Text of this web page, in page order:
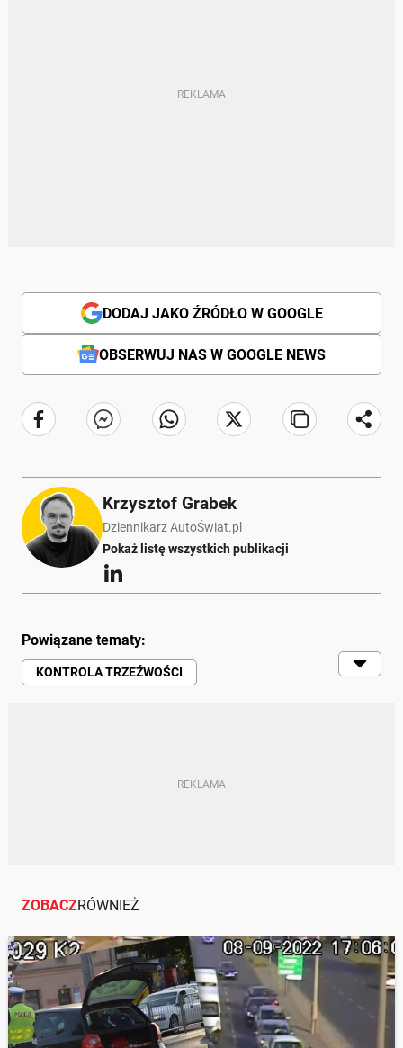
DODAJ JAKO ŹRÓDŁO W GOOGLE
OBSERWUJ NAS W GOOGLE NEWS
Krzysztof Grabek
Dziennikarz AutoŚwiat.pl
Pokaż listę wszystkich publikacji
Powiązane tematy:
KONTROLA TRZEŹWOŚCI
ZOBACZRÓWNIEŻ